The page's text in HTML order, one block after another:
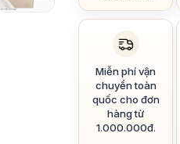
Miễn phí vận
chuyển toàn
quốc cho đơn
hàng từ
1.000.000đ.